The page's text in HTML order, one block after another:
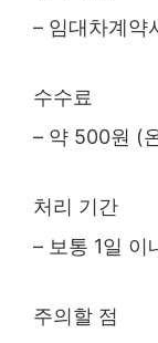
– 임대차계약
수수료
– 약 500원 (
처리 기간
– 보통 1일 이
주의할 점